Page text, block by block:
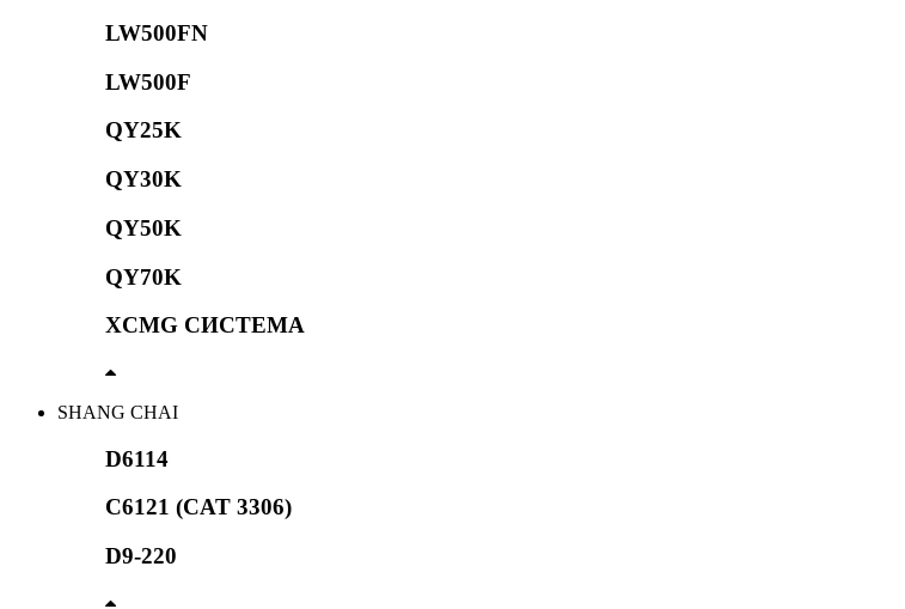
LW500FN
LW500F
QY25K
QY30K
QY50K
QY70K
XCMG СИСТЕМА
SHANG CHAI
D6114
C6121 (CAT 3306)
D9-220